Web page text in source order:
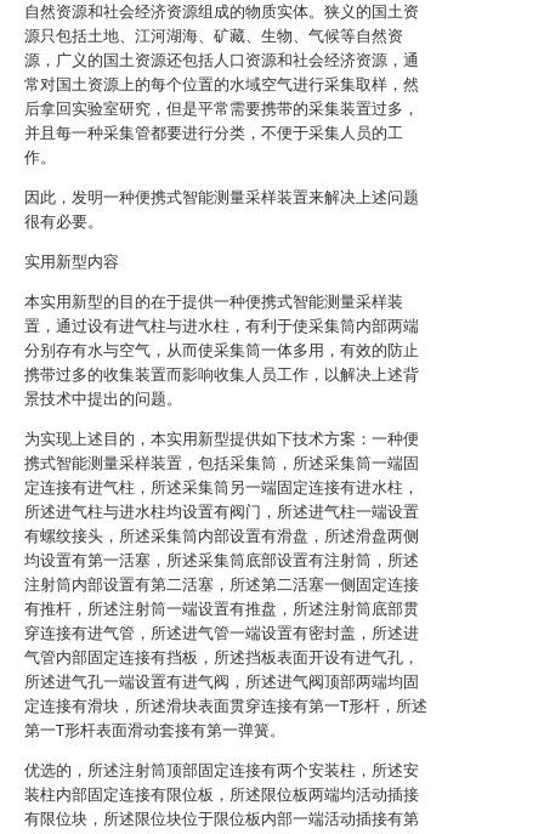
自然资源和社会经济资源组成的物质实体。狭义的国土资
源只包括土地、江河湖海、矿藏、生物、气候等自然资
源，广义的国土资源还包括人口资源和社会经济资源，通
常对国土资源上的每个位置的水域空气进行采集取样，然
后拿回实验室研究，但是平常需要携带的采集装置过多，
并且每一种采集管都要进行分类，不便于采集人员的工
作。
因此，发明一种便携式智能测量采样装置来解决上述问题
很有必要。
实用新型内容
本实用新型的目的在于提供一种便携式智能测量采样装
置，通过设有进气柱与进水柱，有利于使采集筒内部两端
分别存有水与空气，从而使采集筒一体多用，有效的防止
携带过多的收集装置而影响收集人员工作，以解决上述背
景技术中提出的问题。
为实现上述目的，本实用新型提供如下技术方案：一种便
携式智能测量采样装置，包括采集筒，所述采集筒一端固
定连接有进气柱，所述采集筒另一端固定连接有进水柱，
所述进气柱与进水柱均设置有阀门，所述进气柱一端设置
有螺纹接头，所述采集筒内部设置有滑盘，所述滑盘两侧
均设置有第一活塞，所述采集筒底部设置有注射筒，所述
注射筒内部设置有第二活塞，所述第二活塞一侧固定连接
有推杆，所述注射筒一端设置有推盘，所述注射筒底部贯
穿连接有进气管，所述进气管一端设置有密封盖，所述进
气管内部固定连接有挡板，所述挡板表面开设有进气孔，
所述进气孔一端设置有进气阀，所述进气阀顶部两端均固
定连接有滑块，所述滑块表面贯穿连接有第一T形杆，所述
第一T形杆表面滑动套接有第一弹簧。
优选的，所述注射筒顶部固定连接有两个安装柱，所述安
装柱内部固定连接有限位板，所述限位板两端均活动插接
有限位块，所述限位块位于限位板内部一端活动插接有第